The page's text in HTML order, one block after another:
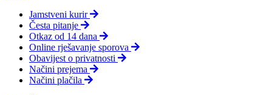
Jamstveni kurir
Česta pitanje
Otkaz od 14 dana
Online rješavanje sporova
Obavijest o privatnosti
Načini prejema
Načini plačila